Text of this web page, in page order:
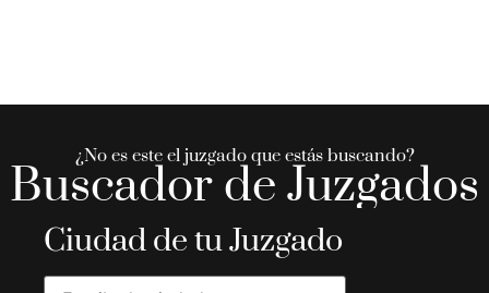
¿No es este el juzgado que estás buscando?
Buscador de Juzgados
Ciudad de tu Juzgado